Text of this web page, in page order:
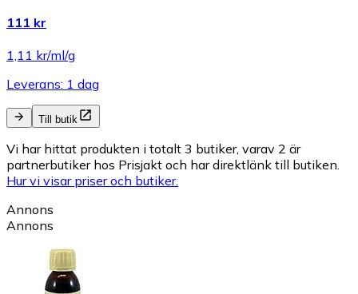
111 kr
1,11 kr/ml/g
Leverans: 1 dag
Till butik
Vi har hittat produkten i totalt 3 butiker, varav 2 är
partnerbutiker hos Prisjakt och har direktlänk till butiken.
Hur vi visar priser och butiker.
Annons
Annons